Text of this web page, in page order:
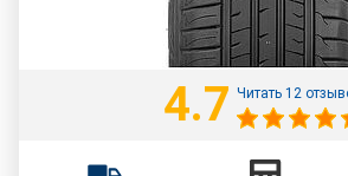
4.7 Читать 12